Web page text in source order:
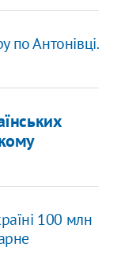
по Антонівці.
100 млн